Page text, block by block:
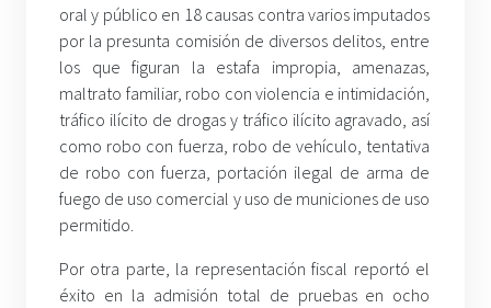
oral y público en 18 causas contra varios imputados
por la presunta comisión de diversos delitos, entre
los que figuran la estafa impropia, amenazas,
maltrato familiar, robo con violencia e intimidación,
tráfico ilícito de drogas y tráfico ilícito agravado, así
como robo con fuerza, robo de vehículo, tentativa
de robo con fuerza, portación ilegal de arma de
fuego de uso comercial y uso de municiones de uso
permitido.
Por otra parte, la representación fiscal reportó el
éxito en la admisión total de pruebas en ocho